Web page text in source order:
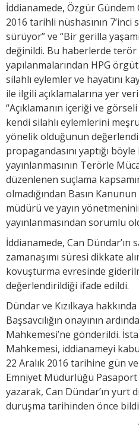
İddianamede, Özgür Gündem
2016 tarihli nüshasının 7’inci
sürüyor” ve “Bir gerilla
değinildi. Bu haberlerde terör
yapılanmalarından HPG
silahlı eylemler ve hayatını
ile ilgili açıklamalarına yer
“Açıklamanın içeriği ve
kendi silahlı eylemlerini
yönelik olduğunun
propagandasını yaptığı
yayınlanmasının Terörle
düzenlenen suçlama
olmadığından Basın
müdürü ve yayın
yayınlanmasından sorumlu
İddianamede, Can Dündar’ın
zamanaşımı süresi dikkate
kovuşturma evresinde
değerlendirildiği ifade edildi.
Dündar ve Kızılkaya
Başsavcılığın onayının
Mahkemesi’ne gönderildi.
Mahkemesi, iddianameyi
22 Aralık 2016 tarihine gün
Emniyet Müdürlüğü Pasaport
yazarak, Can Dündar’ın yurt
duruşma tarihinden önce